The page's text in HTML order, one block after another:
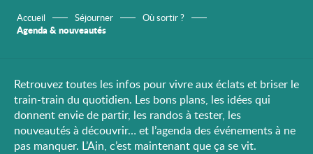
Accueil Séjourner Où sortir ?
Agenda & nouveautés
Retrouvez toutes les infos pour vivre aux éclats et briser le
train-train du quotidien. Les bons plans, les idées qui
donnent envie de partir, les randos à tester, les
nouveautés à découvrir… et l’agenda des événements à ne
pas manquer. L’Ain, c’est maintenant que ça se vit.